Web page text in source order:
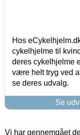
Hos
cykelhjelme til
deres cykelhjelme
være helt tryg ved
se deres udvalg.
Se
Vi har gennemgået